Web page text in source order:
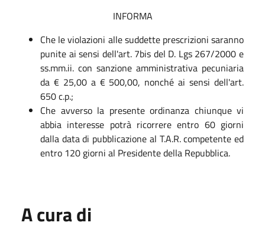
INFORMA
Che le violazioni alle suddette prescrizioni saranno
punite ai sensi dell'art. 7bis del D. Lgs 267/2000 e
ss.mm.ii. con sanzione amministrativa pecuniaria
da € 25,00 a € 500,00, nonché ai sensi dell'art.
650 c.p.;
Che avverso la presente ordinanza chiunque vi
abbia interesse potrà ricorrere entro 60 giorni
dalla data di pubblicazione al T.A.R. competente ed
entro 120 giorni al Presidente della Repubblica.
A cura di